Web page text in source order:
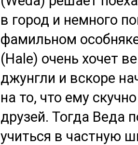
в город и немного
фамильном
(Hale) очень хочет
джунгли и вскоре
на то, что ему
друзей. Тогда Веда
учиться в частную